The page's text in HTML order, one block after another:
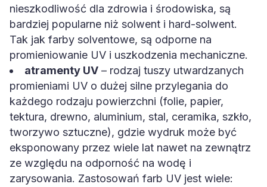
nieszkodliwość dla zdrowia i środowiska, są
bardziej popularne niż solwent i hard-solwent.
Tak jak farby solventowe, są odporne na
promieniowanie UV i uszkodzenia mechaniczne.
atramenty UV – rodzaj tuszy utwardzanych
promieniami UV o dużej silne przylegania do
każdego rodzaju powierzchni (folie, papier,
tektura, drewno, aluminium, stal, ceramika, szkło,
tworzywo sztuczne), gdzie wydruk może być
eksponowany przez wiele lat nawet na zewnątrz
ze względu na odporność na wodę i
zarysowania. Zastosowań farb UV jest wiele: